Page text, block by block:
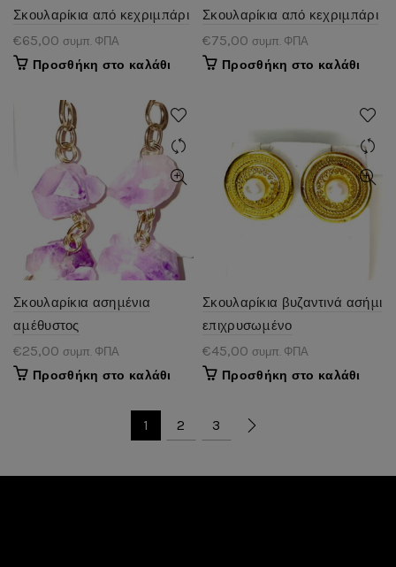
Σκουλαρίκια από κεχριμπάρι
€65,00 συμπ. ΦΠΑ
Προσθήκη στο καλάθι
Σκουλαρίκια από κεχριμπάρι
€75,00 συμπ. ΦΠΑ
Προσθήκη στο καλάθι
Σκουλαρίκια ασημένια
αμέθυστος
€25,00 συμπ. ΦΠΑ
Προσθήκη στο καλάθι
Σκουλαρίκια βυζαντινά ασήμι
επιχρυσωμένο
€45,00 συμπ. ΦΠΑ
Προσθήκη στο καλάθι
1 2 3